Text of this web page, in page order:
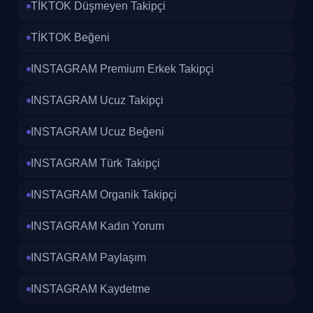
Algoritmanın sizi fark etmesi için takipçi
takipçi satın alhizmeti, dijital stratejinizin
TikTok beğeni satın al
TikTok izlenme satın al
TikTok kaydetme satın al
TİKTOK Düşmeyen Takipçi
TİKTOK Beğeni
INSTAGRAM Premium Erkek Takipçi
INSTAGRAM Ucuz Takipçi
INSTAGRAM Ucuz Beğeni
INSTAGRAM Türk Takipçi
INSTAGRAM Organik Takipçi
INSTAGRAM Kadın Yorum
INSTAGRAM Paylaşım
INSTAGRAM Kaydetme